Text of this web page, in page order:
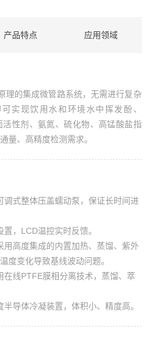
产品特点 应用领域
理的集成微管路系统，无需进行复杂
实现饮用水和环境水中挥发酚、
活性剂、氨氮、硫化物、高锰酸盐指
量、高精度检测需求。
式整体压盖蠕动泵，保证长时间进
，LCD温控实时反馈。
高度集成的内置加热、蒸馏、紫外
度变化导致基线波动问题。
线PTFE膜相分离技术，蒸馏、萃
导体冷凝装置，体积小、精度高。